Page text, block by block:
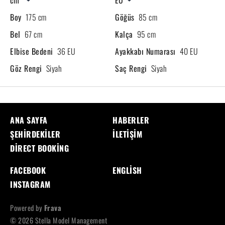
Boy 175 cm Göğüs 85 cm
Bel 67 cm Kalça 95 cm
Elbise Bedeni 36 EU Ayakkabı Numarası 40 EU
Göz Rengi Siyah Saç Rengi Siyah
ANA SAYFA
ŞEHIRDEKILER
DIRECT BOOKING
HABERLER
İLETIŞIM
FACEBOOK
INSTAGRAM
ENGLISH
© 2026 Stella Model Management
Powered by Frava